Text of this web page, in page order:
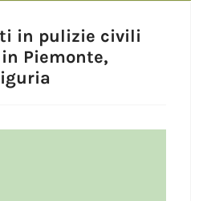
in pulizie civili
Piemonte,